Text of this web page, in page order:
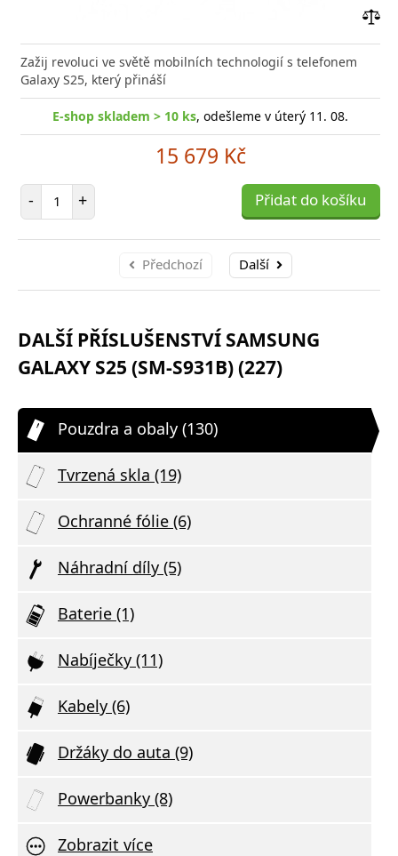
Zažij revoluci ve světě mobilních technologií s telefonem
Galaxy S25, který přináší
E-shop skladem > 10 ks, odešleme v úterý 11. 08.
15 679 Kč
- Počet položek
+ Přidat do košíku
Předchozí Další
DALŠÍ PŘÍSLUŠENSTVÍ SAMSUNG
GALAXY S25 (SM-S931B) (227)
Pouzdra a obaly (130)
Tvrzená skla (19)
Ochranné fólie (6)
Náhradní díly (5)
Baterie (1)
Nabíječky (11)
Kabely (6)
Držáky do auta (9)
Powerbanky (8)
Zobrazit více